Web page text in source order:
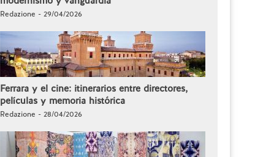
Redazione - 29/04/2026
Ferrara y el cine: itinerarios entre directores,
películas y memoria histórica
Redazione - 28/04/2026